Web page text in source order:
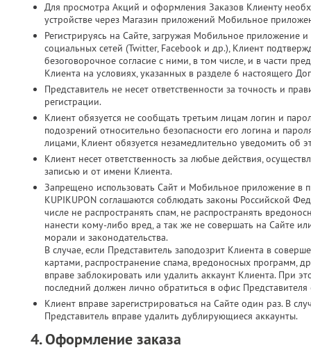
Для просмотра Акций и оформления Заказов Клиенту
устройстве через Магазин приложений Мобильное
Регистрируясь на Сайте, загружая Мобильное приложение
социальных сетей (Twitter, Facebook и др.), Клиент
безоговорочное согласие с ними, в том числе, и в части
Клиента на условиях, указанных в разделе 6 настоящего
Представитель не несет ответственности за точность и
регистрации.
Клиент обязуется не сообщать третьим лицам логин и
подозрений относительно безопасности его логина и
лицами, Клиент обязуется незамедлительно уведомить об
Клиент несет ответственность за любые действия,
записью и от имени Клиента.
Запрещено использовать Сайт и Мобильное приложение в
KUPIKUPON соглашаются соблюдать законы Российской
числе не распространять спам, не распространять
нанести кому-либо вред, а так же не совершать на Сайте
морали и законодательства.
В случае, если Представитель заподозрит Клиента в
картами, распространение спама, вредоносных программ,
вправе заблокировать или удалить аккаунт Клиента. При
последний должен лично обратиться в офис Представителя
Клиент вправе зарегистрироваться на Сайте один раз. В
Представитель вправе удалить дублирующиеся аккаунты.
4. Оформление заказа